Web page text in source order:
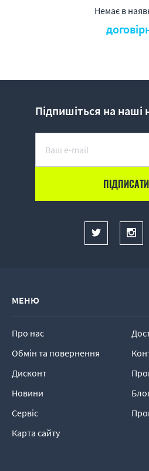
Немає в
Підпишіться на наші
МЕНЮ
Про нас
Обмін та повернення
Дисконт
Новини
Сервіс
Карта сайту